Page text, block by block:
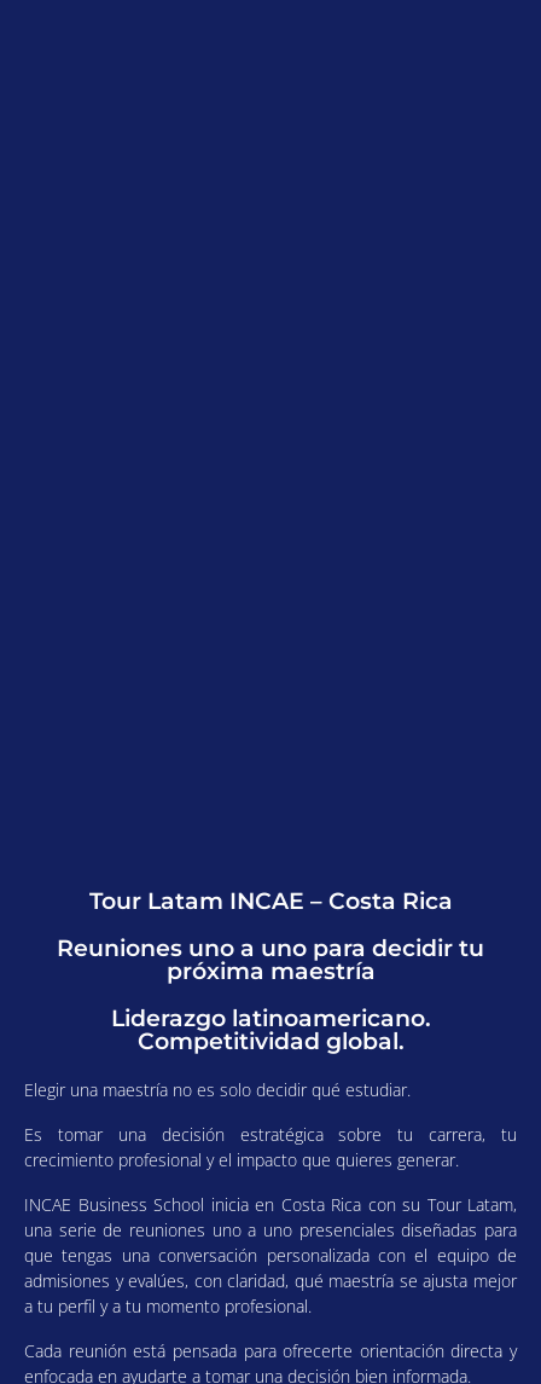
Tour Latam INCAE – Costa Rica
Reuniones uno a uno para decidir tu
próxima maestría
Liderazgo latinoamericano.
Competitividad global.
Elegir una maestría no es solo decidir qué estudiar.
Es tomar una decisión estratégica sobre tu carrera, tu
crecimiento profesional y el impacto que quieres generar.
INCAE Business School inicia en Costa Rica con su Tour Latam,
una serie de reuniones uno a uno presenciales diseñadas para
que tengas una conversación personalizada con el equipo de
admisiones y evalúes, con claridad, qué maestría se ajusta mejor
a tu perfil y a tu momento profesional.
Cada reunión está pensada para ofrecerte orientación directa y
enfocada en ayudarte a tomar una decisión bien informada.